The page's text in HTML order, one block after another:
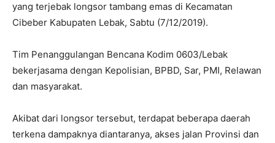
yang terjebak longsor tambang emas di Kecamatan
Cibeber Kabupaten Lebak, Sabtu (7/12/2019).
Tim Penanggulangan Bencana Kodim 0603/Lebak
bekerjasama dengan Kepolisian, BPBD, Sar, PMI, Relawan
dan masyarakat.
Akibat dari longsor tersebut, terdapat beberapa daerah
terkena dampaknya diantaranya, akses jalan Provinsi dan